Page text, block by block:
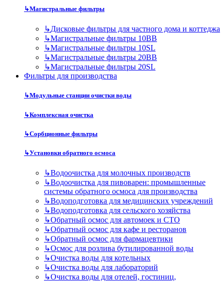
↳Магистральные фильтры
↳Дисковые фильтры для частного дома и коттеджа
↳Магистральные фильтры 10BB
↳Магистральные фильтры 10SL
↳Магистральные фильтры 20BB
↳Магистральные фильтры 20SL
Фильтры для производства
↳Модульные станции очистки воды
↳Комплексная очистка
↳Сорбционные фильтры
↳Установки обратного осмоса
↳Водоочистка для молочных производств
↳Водоочистка для пивоварен: промышленные
системы обратного осмоса для производства
↳Водоподготовка для медицинских учреждений
↳Водоподготовка для сельского хозяйства
↳Обратный осмос для автомоек и СТО
↳Обратный осмос для кафе и ресторанов
↳Обратный осмос для фармацевтики
↳Осмос для розлива бутилированной воды
↳Очистка воды для котельных
↳Очистка воды для лабораторий
↳Очистка воды для отелей, гостиниц,